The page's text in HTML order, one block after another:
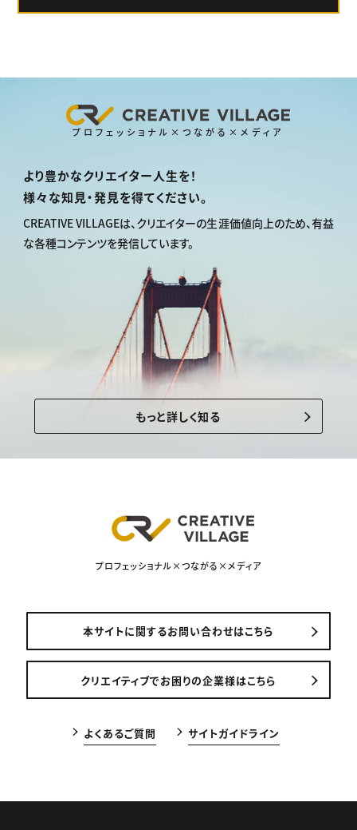
プロフェッショナル×つながる×メディア
より豊かなクリエイター人生を！
様々な知見・発見を得てください。
CREATIVE VILLAGEは、クリエイターの生涯価値向上のため、有益
な各種コンテンツを発信しています。
もっと詳しく知る
プロフェッショナル×つながる×メディア
本サイトに関するお問い合わせはこちら
クリエイティブでお困りの企業様はこちら
よくあるご質問 サイトガイドライン